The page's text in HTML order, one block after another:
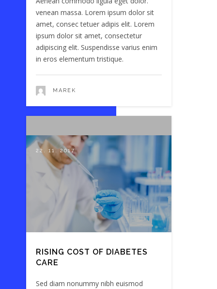
venean massa. Lorem ipsum dolor sit
amet, consec tetuer adipis elit. Lorem
ipsum dolor sit amet, consectetur
adipiscing elit. Suspendisse varius enim
in eros elementum tristique.
MAREK
22. 11. 2017
RISING COST OF DIABETES
CARE
Sed diam nonummy nibh euismod